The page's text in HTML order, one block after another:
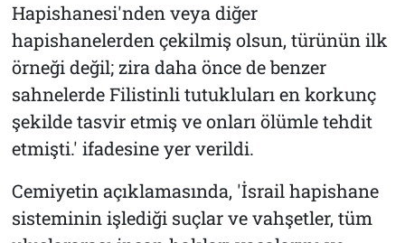
Hapishanesi'nden veya diğer
hapishanelerden çekilmiş olsun, türünün ilk
örneği değil; zira daha önce de benzer
sahnelerde Filistinli tutukluları en korkunç
şekilde tasvir etmiş ve onları ölümle tehdit
etmişti.' ifadesine yer verildi.
Cemiyetin açıklamasında, 'İsrail hapishane
sisteminin işlediği suçlar ve vahşetler, tüm